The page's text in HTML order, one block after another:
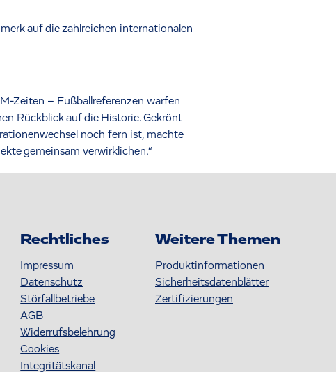
auf die zahlreichen internationalen
Zeiten – Fußballreferenzen warfen
Rückblick auf die Historie. Gekrönt
noch fern ist, machte
gemeinsam verwirklichen.“
Rechtliches
Impressum
Datenschutz
Störfallbetriebe
AGB
Widerrufsbelehrung
Cookies
Integritätskanal
Weitere Themen
Produktinformationen
S icherheitsdatenblätter
Zertifizierungen